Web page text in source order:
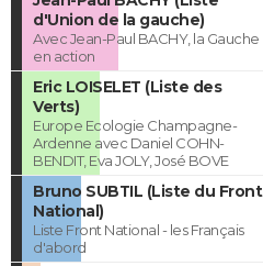
d'Union de la gauche)
Avec Jean-Paul BACHY, la Gauche
en action
Eric LOISELET (Liste des
Verts)
Europe Ecologie Champagne-
Ardenne avec Daniel COHN-
BENDIT, Eva JOLY, José BOVE
Bruno SUBTIL (Liste du Front
National)
Liste Front National - les Français
d'abord